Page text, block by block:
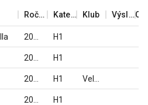
Ročník Kategorie Klub Výsledný čas
H1
H1
H1
H1